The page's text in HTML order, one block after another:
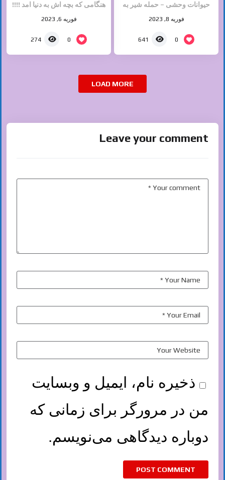
حیوانات وحشی – حمله شیر به
فوریه 8, 2023
0
641
هنگامی که بچه اش به دنیا امد !!!!
فوریه 6, 2023
0
274
LOAD MORE
Leave your comment
ذخیره نام، ایمیل و وبسایت
من در مرورگر برای زمانی که
دوباره دیدگاهی می‌نویسم.